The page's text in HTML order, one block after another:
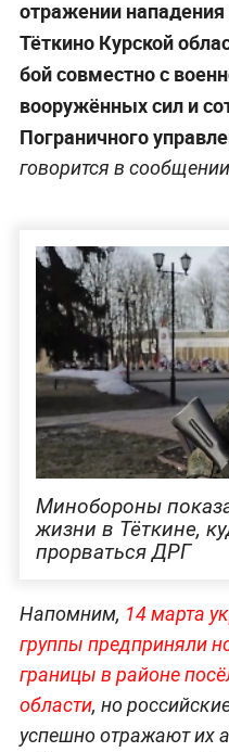
отражении
Тёткино Курской
бой совместно с
вооружённых сил и
Пограничного
говорится в
Минобороны
жизни в Тёткине,
прорваться ДРГ
Напомним, 14 марта
группы предприняли
границы в районе
области, но
успешно отражают их